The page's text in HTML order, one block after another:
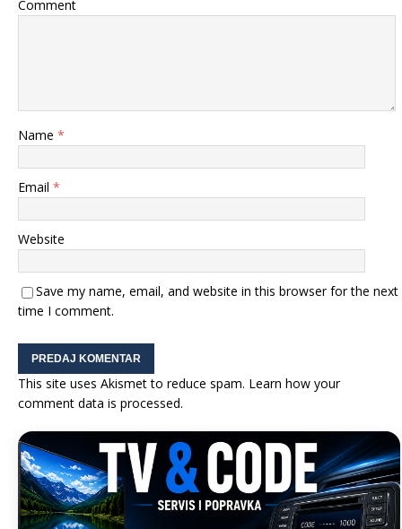
Comment
Name *
Email *
Website
Save my name, email, and website in this browser for the next
time I comment.
This site uses Akismet to reduce spam. Learn how your
comment data is processed.